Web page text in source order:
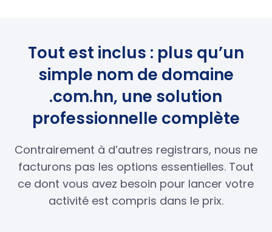
Tout est inclus : plus qu’un
simple nom de domaine
.com.hn, une solution
professionnelle complète
Contrairement à d’autres registrars, nous ne
facturons pas les options essentielles. Tout
ce dont vous avez besoin pour lancer votre
activité est compris dans le prix.